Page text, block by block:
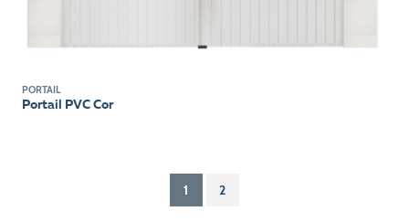
PORTAIL
Portail PVC Cor
1 2